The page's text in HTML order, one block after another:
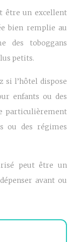
être un excellent
bien remplie au
des toboggans
petits.
si l’hôtel dispose
enfants ou des
particulièrement
ou des régimes
peut être un
avant ou